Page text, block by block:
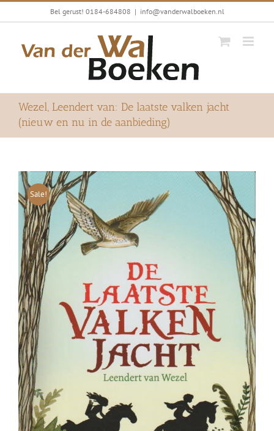
Ga
Bel gerust! 0184-684808 | info@vanderwalboeken.nl
Wezel, Leendert van: De laatste valken jacht
(nieuw en nu in de aanbieding)
Sale!